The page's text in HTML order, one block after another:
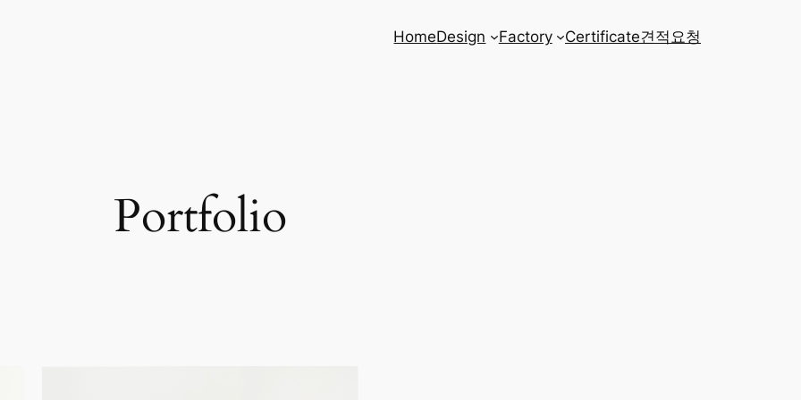
HomeDesign Factory Certificate견적요청
Portfolio